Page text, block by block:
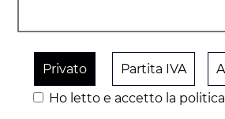
Privato Partita IVA
Ho letto e accetto la